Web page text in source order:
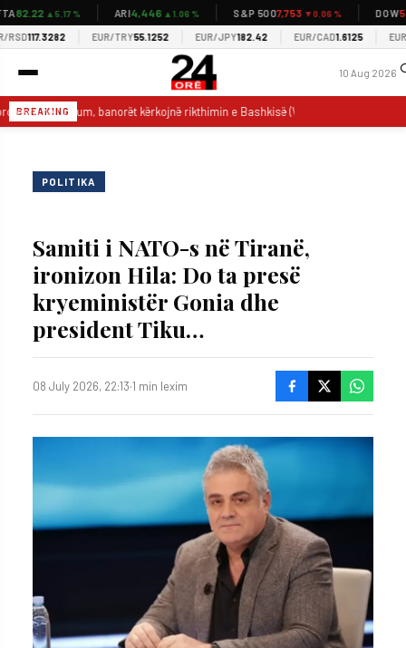
82.22▲5.17 % ARI4,446▲1.06 % S&P 5007,753▼0.06 % DOW
117.3282 EUR/TRY55.1252 EUR/JPY182.42 EUR/CAD1.6125 EUR/
10 Aug 2026
BREAKING
në Orikum, banorët kërkojnë rikthimin e Bashkisë (VIDEO)
POLITIKA
Samiti i NATO-s në Tiranë,
ironizon Hila: Do ta presë
kryeministër Gonia dhe
president Tiku…
08 July 2026, 22:13·1 min lexim